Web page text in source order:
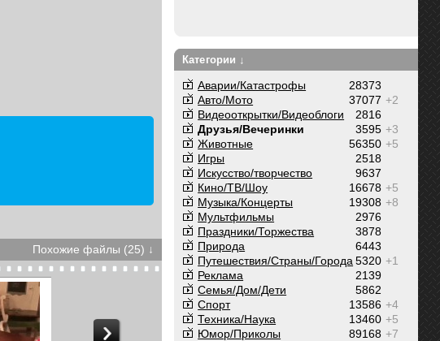
Похожие файлы (25) ↓
Категории ↓
28373
Аварии/Катастрофы
+2
37077
Авто/Мото
2816
Видеооткрытки/Видеоблоги
+3
3595
Друзья/Вечеринки
+5
56350
Животные
2518
Игры
9637
Искусство/творчество
+5
16678
Кино/ТВ/Шоу
+8
19308
Музыка/Концерты
2976
Мультфильмы
3878
Праздники/Торжества
6443
Природа
+1
5320
Путешествия/Cтраны/Города
2139
Реклама
5862
Семья/Дом/Дети
+4
13586
Спорт
+5
13460
Техника/Наука
+7
89168
Юмор/Приколы